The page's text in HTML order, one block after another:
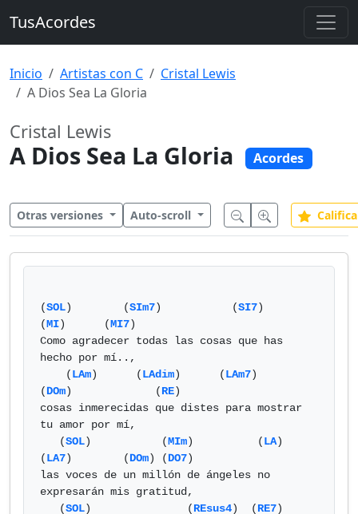
TusAcordes
Inicio Artistas con C
Cristal Lewis
A Dios Sea La Gloria
Cristal Lewis
A Dios Sea La Gloria Acordes
Otras versiones Auto-scroll
(SOL)        (SIm7)           (SI7)
(MI)      (MI7)
Como agradecer todas las cosas que has
hecho por mí..,
    (
LAm)      (LAdim)      (LAm7)
(DOm)             (RE)
cosas inmerecidas que distes para mostrar
tu amor por mí,
   (
SOL)           (MIm)          (LA)
(LA7)        (DOm) (DO7)
las voces de un millón de ángeles no
expresarán mis gratitud,
   (
SOL)               (REsus4)  (RE7)